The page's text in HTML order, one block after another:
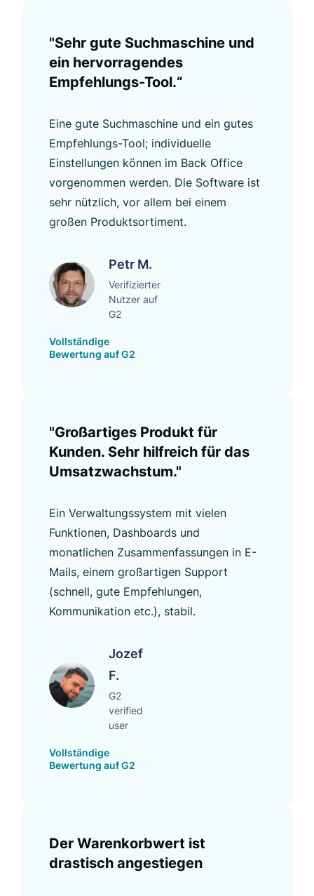
"Sehr gute Suchmaschine und
ein hervorragendes
Empfehlungs-Tool.“
Eine gute Suchmaschine und ein gutes
Empfehlungs-Tool; individuelle
Einstellungen können im Back Office
vorgenommen werden. Die Software ist
sehr nützlich, vor allem bei einem
großen Produktsortiment.
Petr M.
Verifizierter
Nutzer auf
G2
Vollständige
Bewertung auf G2
"Großartiges Produkt für
Kunden. Sehr hilfreich für das
Umsatzwachstum."
Ein Verwaltungssystem mit vielen
Funktionen, Dashboards und
monatlichen Zusammenfassungen in E-
Mails, einem großartigen Support
(schnell, gute Empfehlungen,
Kommunikation etc.), stabil.
Jozef
F.
G2
verified
user
Vollständige
Bewertung auf G2
Der Warenkorbwert ist
drastisch angestiegen